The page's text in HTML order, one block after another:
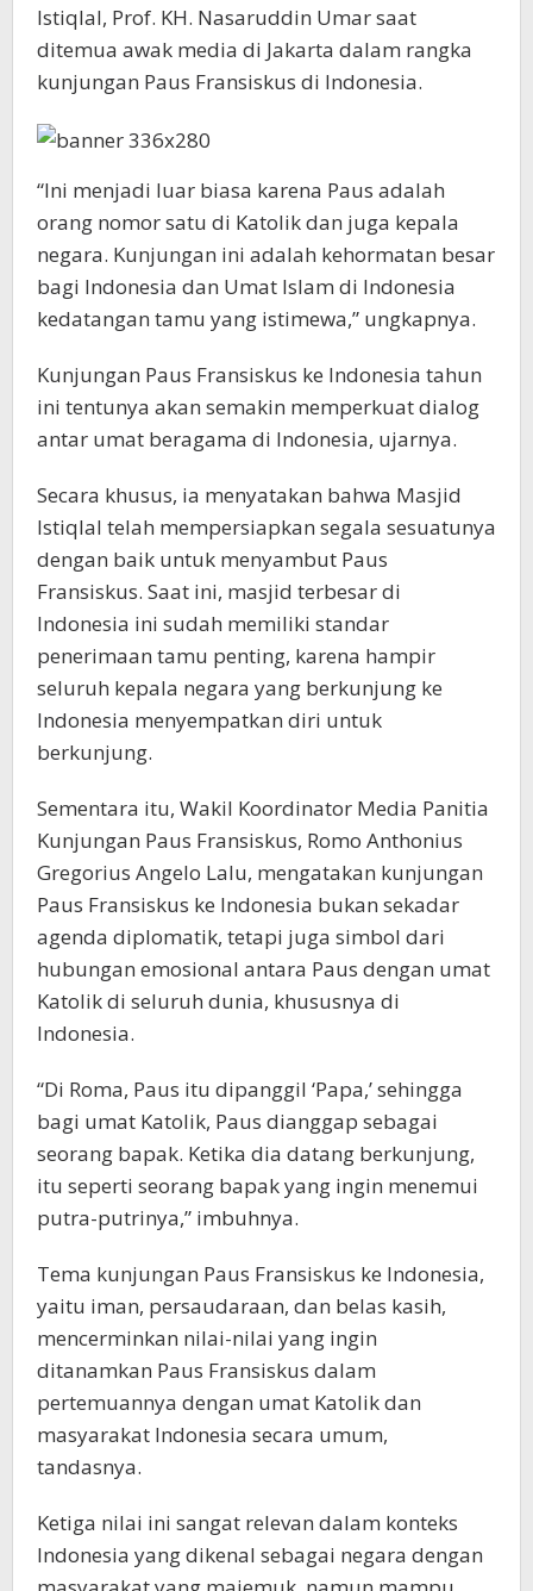
Istiqlal, Prof. KH. Nasaruddin Umar saat
ditemua awak media di Jakarta dalam rangka
kunjungan Paus Fransiskus di Indonesia.
“Ini menjadi luar biasa karena Paus adalah
orang nomor satu di Katolik dan juga kepala
negara. Kunjungan ini adalah kehormatan besar
bagi Indonesia dan Umat Islam di Indonesia
kedatangan tamu yang istimewa,” ungkapnya.
Kunjungan Paus Fransiskus ke Indonesia tahun
ini tentunya akan semakin memperkuat dialog
antar umat beragama di Indonesia, ujarnya.
Secara khusus, ia menyatakan bahwa Masjid
Istiqlal telah mempersiapkan segala sesuatunya
dengan baik untuk menyambut Paus
Fransiskus. Saat ini, masjid terbesar di
Indonesia ini sudah memiliki standar
penerimaan tamu penting, karena hampir
seluruh kepala negara yang berkunjung ke
Indonesia menyempatkan diri untuk
berkunjung.
Sementara itu, Wakil Koordinator Media Panitia
Kunjungan Paus Fransiskus, Romo Anthonius
Gregorius Angelo Lalu, mengatakan kunjungan
Paus Fransiskus ke Indonesia bukan sekadar
agenda diplomatik, tetapi juga simbol dari
hubungan emosional antara Paus dengan umat
Katolik di seluruh dunia, khususnya di
Indonesia.
“Di Roma, Paus itu dipanggil ‘Papa,’ sehingga
bagi umat Katolik, Paus dianggap sebagai
seorang bapak. Ketika dia datang berkunjung,
itu seperti seorang bapak yang ingin menemui
putra-putrinya,” imbuhnya.
Tema kunjungan Paus Fransiskus ke Indonesia,
yaitu iman, persaudaraan, dan belas kasih,
mencerminkan nilai-nilai yang ingin
ditanamkan Paus Fransiskus dalam
pertemuannya dengan umat Katolik dan
masyarakat Indonesia secara umum,
tandasnya.
Ketiga nilai ini sangat relevan dalam konteks
Indonesia yang dikenal sebagai negara dengan